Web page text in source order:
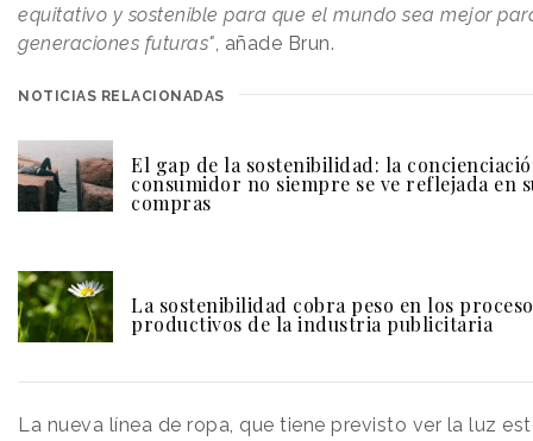
equitativo y sostenible para que el mundo sea mejor
generaciones futuras", añade Brun.
NOTICIAS RELACIONADAS
El gap de la sostenibilidad: la
consumidor no siempre se ve reflejada en
compras
La sostenibilidad cobra peso en los
productivos de la industria publicitaria
La nueva línea de ropa, que tiene previsto ver la luz